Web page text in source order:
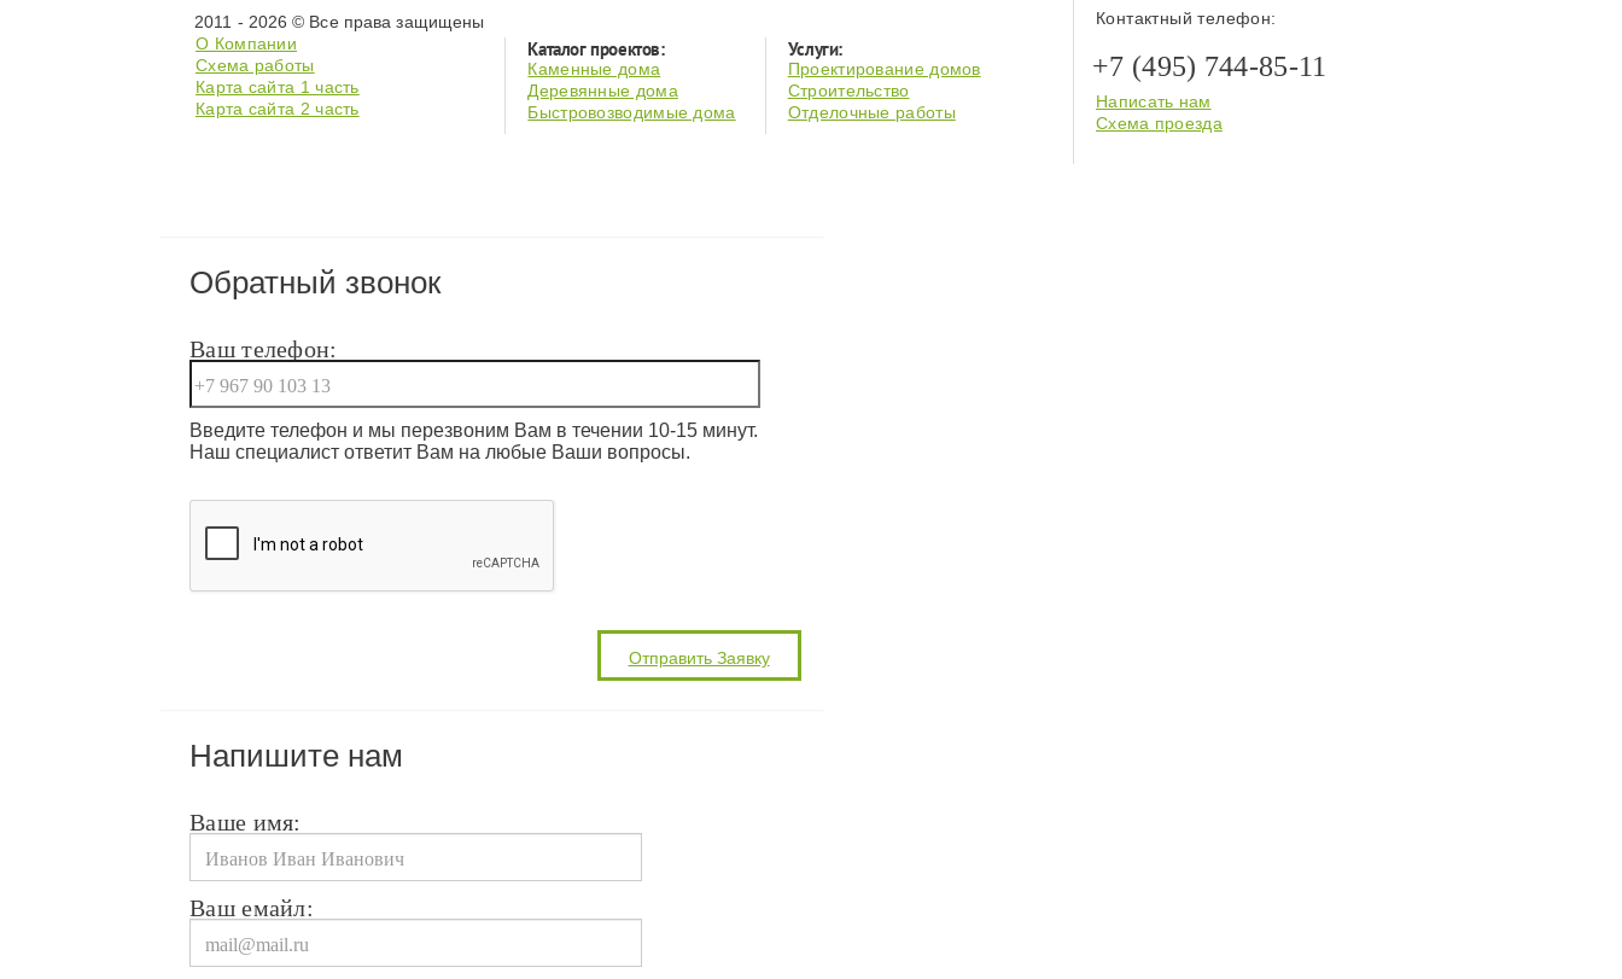
2011 - 2026 © Все права защищены
О Компании
Схема работы
Карта сайта 1 часть
Карта сайта 2 часть
Каталог проектов:
Каменные дома
Деревянные дома
Быстровозводимые дома
Услуги:
Проектирование домов
Строительство
Отделочные работы
Контактный телефон:
+7 (495) 744-85-11
Написать нам
Схема проезда
Обратный звонок
Ваш телефон:
Введите телефон и мы перезвоним Вам в течении 10-15 минут.
Наш специалист ответит Вам на любые Ваши вопросы.
Напишите нам
Ваше имя:
Ваш емайл: